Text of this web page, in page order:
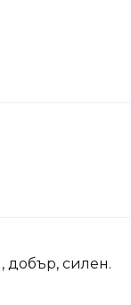
добър, силен.